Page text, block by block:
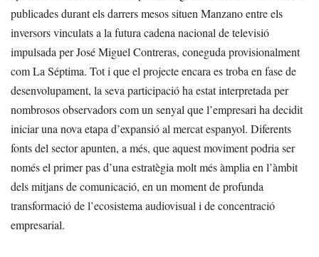
publicades durant els darrers mesos situen Manzano entre els
inversors vinculats a la futura cadena nacional de televisió
impulsada per José Miguel Contreras, coneguda provisionalment
com La Séptima. Tot i que el projecte encara es troba en fase de
desenvolupament, la seva participació ha estat interpretada per
nombrosos observadors com un senyal que l’empresari ha decidit
iniciar una nova etapa d’expansió al mercat espanyol. Diferents
fonts del sector apunten, a més, que aquest moviment podria ser
només el primer pas d’una estratègia molt més àmplia en l’àmbit
dels mitjans de comunicació, en un moment de profunda
transformació de l’ecosistema audiovisual i de concentració
empresarial.